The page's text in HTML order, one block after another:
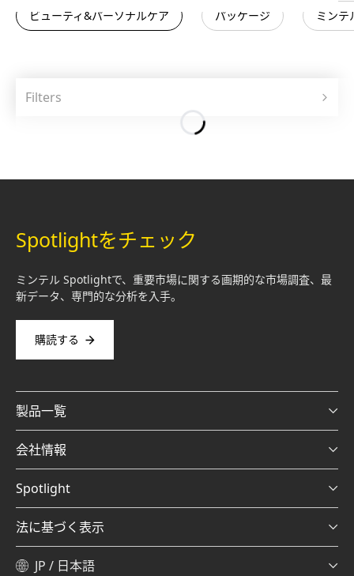
パッケージ
ビューティ&パーソナルケア ミンテ
Filters
Spotlightをチェック
ミンテル Spotlightで、重要市場に関する画期的な市場調査、最
新データ、専門的な分析を入手。
購読する
製品一覧
会社情報
Spotlight
法に基づく表示
JP / 日本語